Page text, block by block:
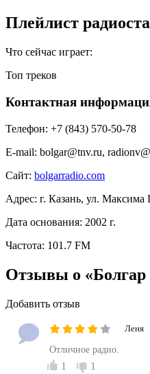
Плейлист
Что сейчас играет:
Топ треков
Контактная
Телефон: +7 (843) 570-50-78
E-mail: bolgar@tnv.ru,
Сайт: bolgarradio.com
Адрес: г. Казань, ул. Максима
Дата основания: 2002 г.
Частота: 101.7 FM
Отзывы о «Болгар
Добавить отзыв
Леня
Отличное радио.
1 1